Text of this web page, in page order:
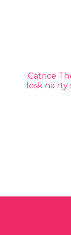
Catrice
lesk na